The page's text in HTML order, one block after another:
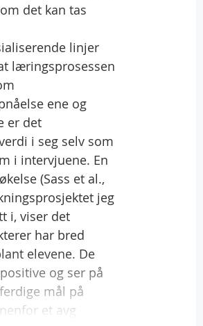
det kan tas
linjer
læringsprosessen
ene og
er det
i seg selv som
i intervjuene. En
(Sass et al.,
jeg
i, viser det
har bred
elevene. De
og ser på
mål på
et avg